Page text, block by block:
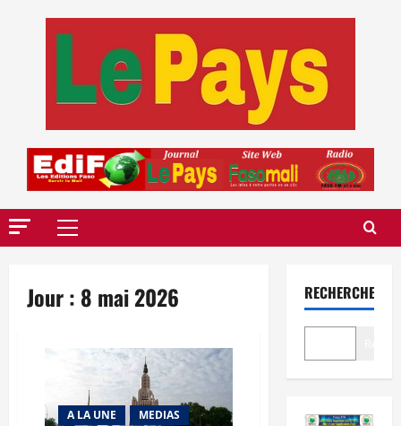
Menu
Jour : 8 mai 2026
A LA UNE
MEDIAS
RECHERCHER